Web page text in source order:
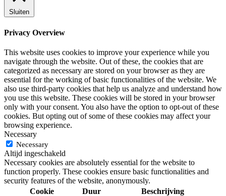
Sluiten
Privacy Overview
This website uses cookies to improve your experience while you
navigate through the website. Out of these, the cookies that are
categorized as necessary are stored on your browser as they are
essential for the working of basic functionalities of the website. We
also use third-party cookies that help us analyze and understand how
you use this website. These cookies will be stored in your browser
only with your consent. You also have the option to opt-out of these
cookies. But opting out of some of these cookies may affect your
browsing experience.
Necessary
Necessary
Altijd ingeschakeld
Necessary cookies are absolutely essential for the website to
function properly. These cookies ensure basic functionalities and
security features of the website, anonymously.
Cookie
Duur Beschrijving